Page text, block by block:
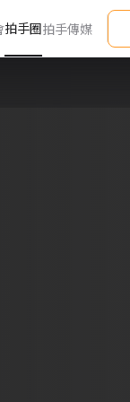
拍手圈拍手傳媒